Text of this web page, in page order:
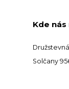
Kde
Solčany